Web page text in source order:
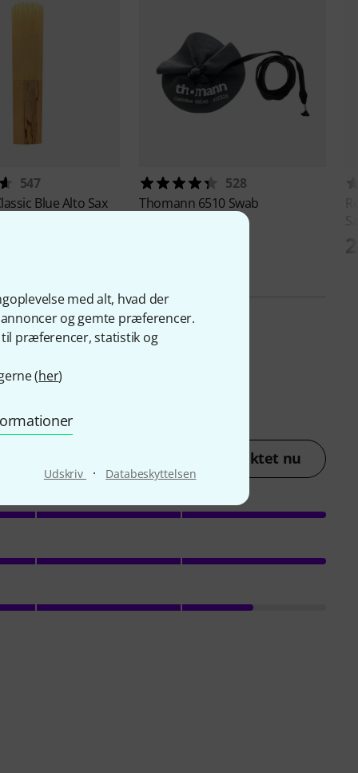
med alt, hvad der
og gemte præferencer.
til præferencer, statistik og
(her)
Udskriv · Databeskyttelsen
547
Blue Alto Sax
528
Thomann 6510 Swab
lav en vurdering af produktet nu